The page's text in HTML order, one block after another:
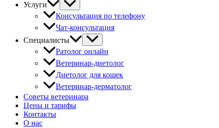
Услуги
Консультация по телефону
Чат-консультация
Специалисты
Ратолог онлайн
Ветеринар-диетолог
Диетолог для кошек
Ветеринар-дерматолог
Советы ветеринара
Цены и тарифы
Контакты
О нас